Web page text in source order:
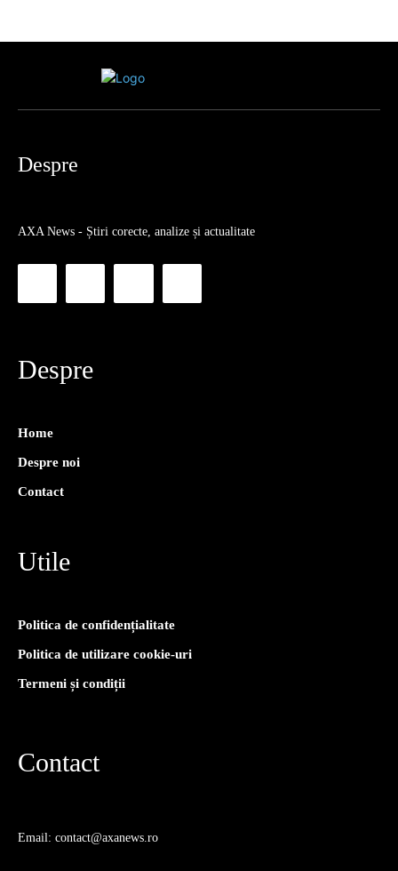
Despre
AXA News - Știri corecte, analize și actualitate
Despre
Home
Despre noi
Contact
Utile
Politica de confidențialitate
Politica de utilizare cookie-uri
Termeni și condiții
Contact
Email: contact@axanews.ro